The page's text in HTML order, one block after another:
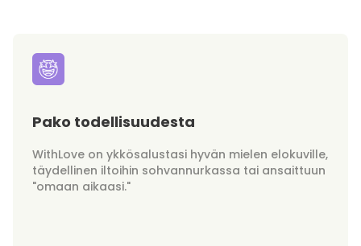
Pako todellisuudesta
WithLove on ykkösalustasi hyvän mielen elokuville,
täydellinen iltoihin sohvannurkassa tai ansaittuun
"omaan aikaasi."